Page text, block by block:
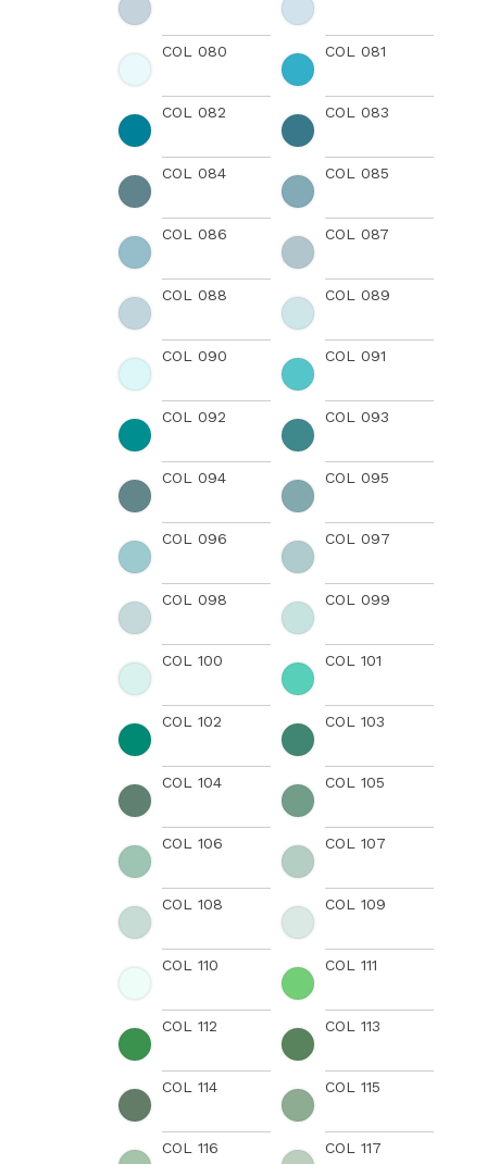
COL 080 COL 081
COL 082 COL 083
COL 084 COL 085
COL 086 COL 087
COL 088 COL 089
COL 090 COL 091
COL 092 COL 093
COL 094 COL 095
COL 096 COL 097
COL 098 COL 099
COL 100 COL 101
COL 102 COL 103
COL 104 COL 105
COL 106 COL 107
COL 108 COL 109
COL 110 COL 111
COL 112 COL 113
COL 114 COL 115
COL 116 COL 117